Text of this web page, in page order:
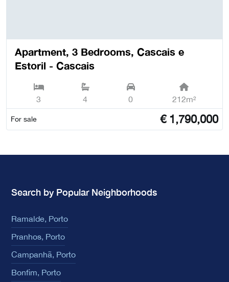
Apartment, 3 Bedrooms, Cascais e
Estoril - Cascais
3 4 0 212m²
For sale € 1,790,000
Search by Popular Neighborhoods
Ramalde, Porto
Pranhos, Porto
Campanhã, Porto
Bonfim, Porto